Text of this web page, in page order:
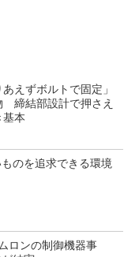
あえずボルトで固定」
締結部設計で押さえ
基本
のを追求できる環境
ロンの制御機器事